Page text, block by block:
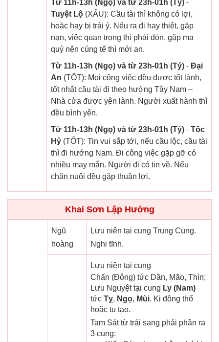
Từ 11h-13h (Ngọ) và từ 23h-01h (Tý) -
Tuyệt Lộ (XẤU): Cầu tài thì không có lợi,
hoặc hay bị trái ý. Nếu ra đi hay thiệt, gặp
nạn, việc quan trọng thì phải đòn, gặp ma
quỷ nên cúng tế thì mới an.
Từ 11h-13h (Ngọ) và từ 23h-01h (Tý) - Đại
An (TỐT): Mọi công việc đều được tốt lành,
tốt nhất cầu tài đi theo hướng Tây Nam –
Nhà cửa được yên lành. Người xuất hành thì
đều bình yên.
Từ 11h-13h (Ngọ) và từ 23h-01h (Tý) - Tốc
Hỷ (TỐT): Tin vui sắp tới, nếu cầu lộc, cầu tài
thì đi hướng Nam. Đi công việc gặp gỡ có
nhiều may mắn. Người đi có tin về. Nếu
chăn nuôi đều gặp thuận lợi.
Khai Sơn Lập Hướng
Ngũ
hoàng
Lưu niên tại cung Trung Cung.
Nghi tĩnh.
Lưu niên tại cung
Chấn (Đông) tức Dần, Mão, Thìn;
Lưu Nguyệt tại cung Ly (Nam)
tức Tỵ, Ngọ, Mùi. Kị động thổ
hoặc tu tạo.
Tam Sát từ trái sang phải phân ra
3 cung: